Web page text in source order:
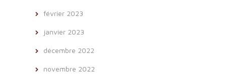
février 2023
janvier 2023
décembre 2022
novembre 2022